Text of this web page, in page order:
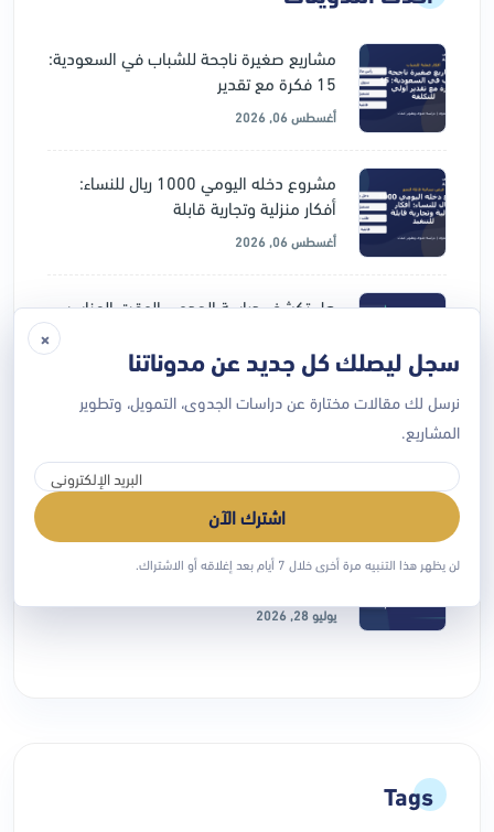
مشاريع صغيرة ناجحة للشباب في السعودية:
15 فكرة مع تقدير
أغسطس 06, 2026
مشروع دخله اليومي 1000 ريال للنساء:
أفكار منزلية وتجارية قابلة
أغسطس 06, 2026
هل تكشف دراسة الجدوى الوقت المناسب
يوليو 28, 2026
يوليو 28, 2026
دراسة جدوى تقنع المستثمر أو جهة التمويل:
ما الذي يجب
يوليو 28, 2026
Tags
×
سجل ليصلك كل جديد عن مدوناتنا
نرسل لك مقالات مختارة عن دراسات الجدوى، التمويل، وتطوير
المشاريع.
اشترك الآن
لن يظهر هذا التنبيه مرة أخرى خلال 7 أيام بعد إغلاقه أو الاشتراك.